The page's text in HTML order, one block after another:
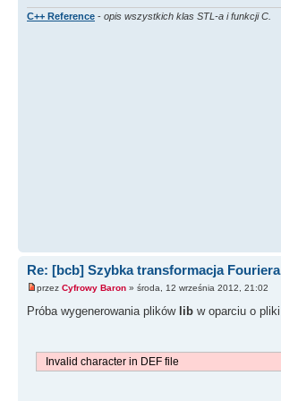
C++ Reference - opis wszystkich klas STL-a i funkcji C.
Re: [bcb] Szybka transformacja Fouriera
przez Cyfrowy Baron » środa, 12 września 2012, 21:02
Próba wygenerowania plików lib w oparciu o pliki
Invalid character in DEF file